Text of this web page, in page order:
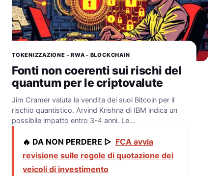
TOKENIZZAZIONE - RWA - BLOCKCHAIN
Fonti non coerenti sui rischi del
quantum per le criptovalute
Jim Cramer valuta la vendita dei suoi Bitcoin per il
rischio quantistico. Arvind Krishna di IBM indica un
possibile impatto entro 3-4 anni. Le…
🔥 DA NON PERDERE ▷ FCA avvia
revisione sulle regole di quotazione dei
veicoli di investimento